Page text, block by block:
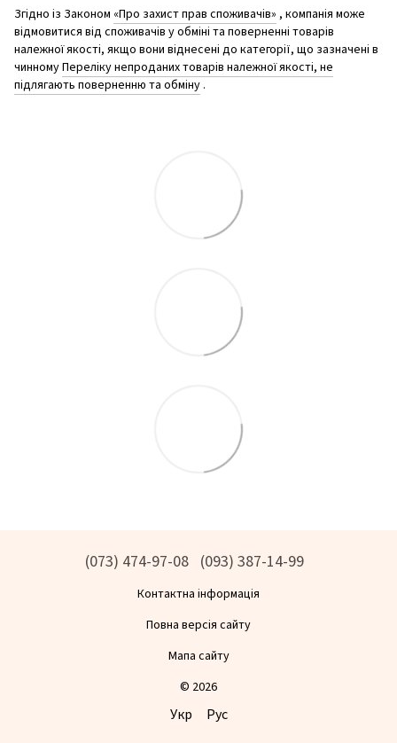
Згідно із Законом «Про захист прав споживачів» , компанія може
відмовитися від споживачів у обміні та поверненні товарів
належної якості, якщо вони віднесені до категорії, що зазначені в
чинномуПереліку непроданих товарів належної якості, не
підлягають поверненню та обміну .
(073) 474-97-08 (093) 387-14-99
Контактна інформація
Повна версія сайту
Мапа сайту
© 2026
Укр Рус